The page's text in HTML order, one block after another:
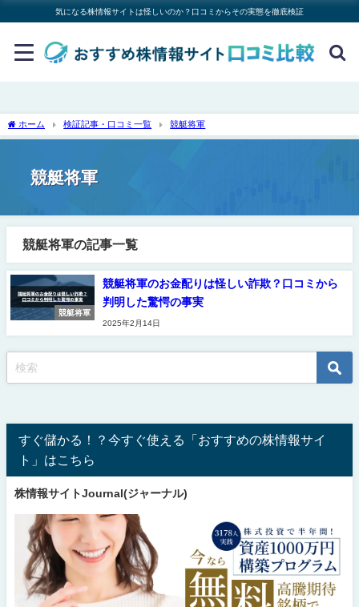
気になる株情報サイトは怪しいのか？口コミからその実態を徹底検証
ホーム 検証記事・口コミ一覧 競艇将軍
競艇将軍
競艇将軍の記事一覧
競艇将軍
競艇将軍のお金配りは怪しい詐欺？口コミから
判明した驚愕の事実
2025年2月14日
すぐ儲かる！？今すぐ使える「おすすめの株情報サイ
ト」はこちら
株情報サイトJournal(ジャーナル)